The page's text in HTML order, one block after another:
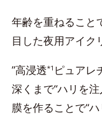
年齢を重ねること
目した夜用アイク
”高浸透*1 ピュアレ
深くまで“ハリを
膜を作ることで“